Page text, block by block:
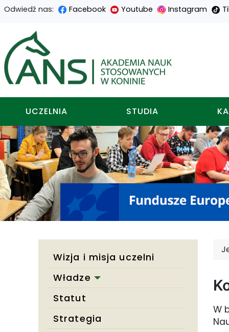
Przejdź
do
treści
głównej
Przejdź
do
menu
nawigacyjnego
Przejdź
do
wyszukiwarki
Przejdź
do
mapy
strony
Odwiedź nas: Facebook Youtube Instagram
Akademia nauk
UCZELNIA STUDIA
Wizja i misja uczelni
Władze
Statut
Strategia
W